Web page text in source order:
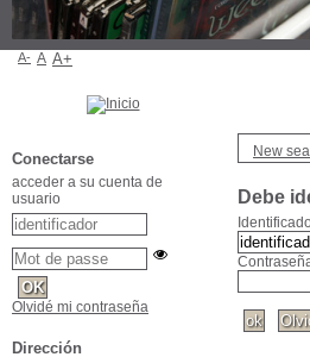
New
Debe
A- A A+
Conectarse
acceder a su cuenta de
usuario
Olvidé mi contraseña
Dirección